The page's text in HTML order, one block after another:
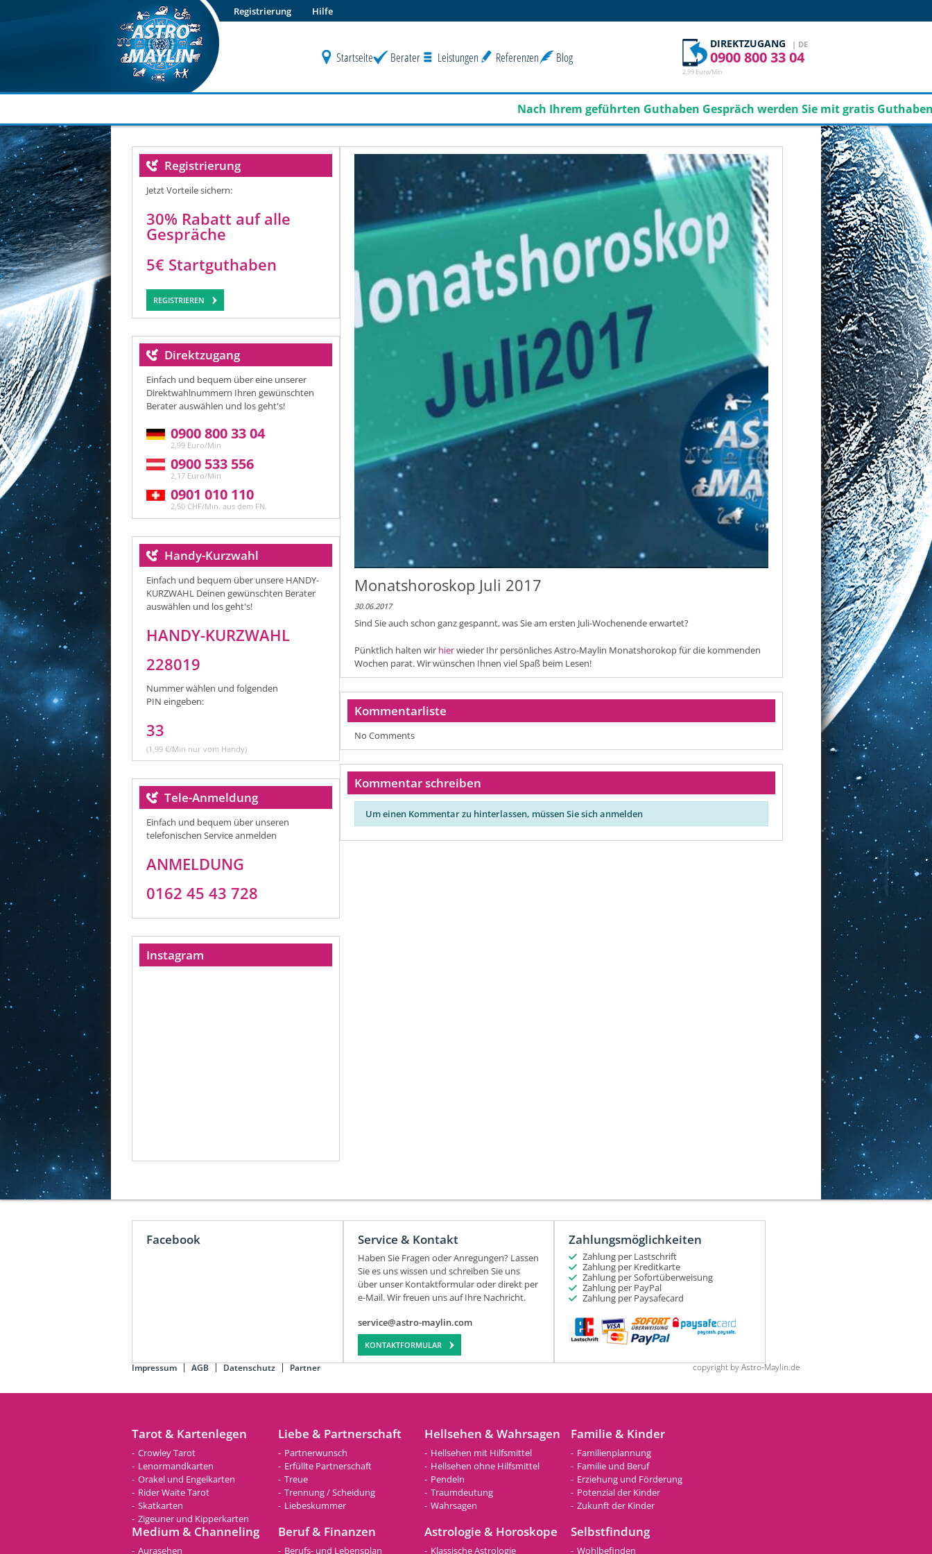
Newsletter Login Registrierung Hilfe
Startseite Berater Leistungen Referenzen Blog
DIREKTZUGANG | DE
0900 800 33 04
2,99 Euro/Min
Nach Ihrem geführten Guthaben Gespräch werden Sie mit gratis Guthaben je
Monatshoroskop Juli 2017
30.06.2017
Sind Sie auch schon ganz gespannt, was Sie am ersten Juli-Wochenende erwartet?
Pünktlich halten wir hierwieder Ihr persönliches Astro-Maylin Monatshorokop für die kommenden
Wochen parat. Wir wünschen Ihnen viel Spaß beim Lesen!
Kommentarliste
No Comments
Kommentar schreiben
Um einen Kommentar zu hinterlassen, müssen Sie sich anmelden
Registrierung
Jetzt Vorteile sichern:
30% Rabatt auf alle
Gespräche
5€ Startguthaben
REGISTRIEREN
Direktzugang
Einfach und bequem über eine unserer
Direktwahlnummern Ihren gewünschten
Berater auswählen und los geht's!
0900 800 33 04
2,99 Euro/Min
0900 533 556
2,17 Euro/Min
0901 010 110
2,50 CHF/Min. aus dem FN.
Handy-Kurzwahl
Einfach und bequem über unsere HANDY-
KURZWAHL Deinen gewünschten Berater
auswählen und los geht's!
HANDY-KURZWAHL
228019
Nummer wählen und folgenden
PIN eingeben:
33
(1,99 €/Min nur vom Handy)
Tele-Anmeldung
Einfach und bequem über unseren
telefonischen Service anmelden
ANMELDUNG
0162 45 43 728
Instagram
Facebook Service & Kontakt
Haben Sie Fragen oder Anregungen? Lassen
Sie es uns wissen und schreiben Sie uns
über unser Kontaktformular oder direkt per
e-Mail. Wir freuen uns auf Ihre Nachricht.
service@astro-maylin.com
KONTAKTFORMULAR
Zahlungsmöglichkeiten
Zahlung per Lastschrift
Zahlung per Kreditkarte
Zahlung per Sofortüberweisung
Zahlung per PayPal
Zahlung per Paysafecard
Impressum AGB Datenschutz Partner copyright by Astro-Maylin.de
Tarot & Kartenlegen
Crowley Tarot
Lenormandkarten
Orakel und Engelkarten
Rider Waite Tarot
Skatkarten
Zigeuner und Kipperkarten
Liebe & Partnerschaft
Partnerwunsch
Erfüllte Partnerschaft
Treue
Trennung / Scheidung
Liebeskummer
Hellsehen & Wahrsagen
Hellsehen mit Hilfsmittel
Hellsehen ohne Hilfsmittel
Pendeln
Traumdeutung
Wahrsagen
Familie & Kinder
Familienplannung
Familie und Beruf
Erziehung und Förderung
Potenzial der Kinder
Zukunft der Kinder
Medium & Channeling
Aurasehen
Beruf & Finanzen
Berufs- und Lebensplan
Astrologie & Horoskope
Klassische Astrologie
Selbstfindung
Wohlbefinden